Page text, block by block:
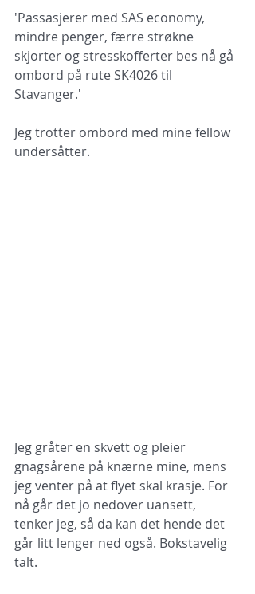
'Passasjerer med SAS economy,
mindre penger, færre strøkne
skjorter og stresskofferter bes nå gå
ombord på rute SK4026 til
Stavanger.'
Jeg trotter ombord med mine fellow
undersåtter.
Jeg gråter en skvett og pleier
gnagsårene på knærne mine, mens
jeg venter på at flyet skal krasje. For
nå går det jo nedover uansett,
tenker jeg, så da kan det hende det
går litt lenger ned også. Bokstavelig
talt.